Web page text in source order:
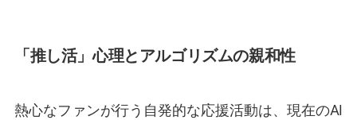
「推し活」心理とアルゴリズムの親和性
熱心なファンが行う自発的な応援活動は、現在のAI